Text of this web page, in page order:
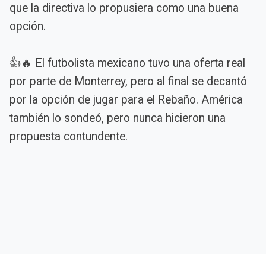
que la directiva lo propusiera como una buena
opción.
👍🔥 El futbolista mexicano tuvo una oferta real
por parte de Monterrey, pero al final se decantó
por la opción de jugar para el Rebaño. América
también lo sondeó, pero nunca hicieron una
propuesta contundente.